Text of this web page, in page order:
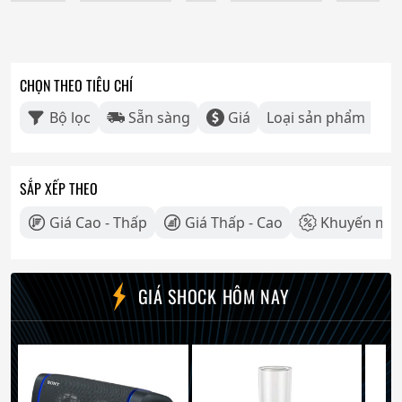
CHỌN THEO TIÊU CHÍ
Bộ lọc Sẵn sàng Giá Loại sản phẩm
SẮP XẾP THEO
Giá Cao - Thấp Giá Thấp - Cao Khuyến mãi
GIÁ SHOCK HÔM NAY